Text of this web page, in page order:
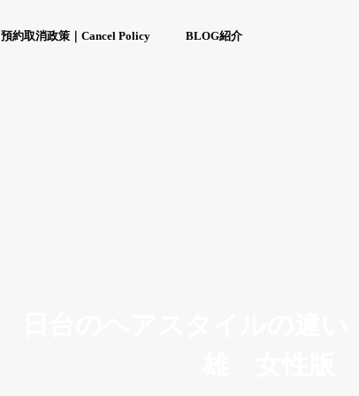
預約取消政策｜Cancel Policy BLOG紹介